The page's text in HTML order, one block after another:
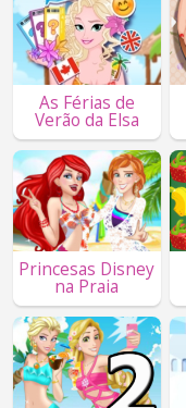
As Férias de
Verão da Elsa
Princesas Disney
na Praia